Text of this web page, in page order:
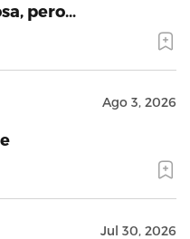
pero…
Ago 3, 2026
Jul 30, 2026